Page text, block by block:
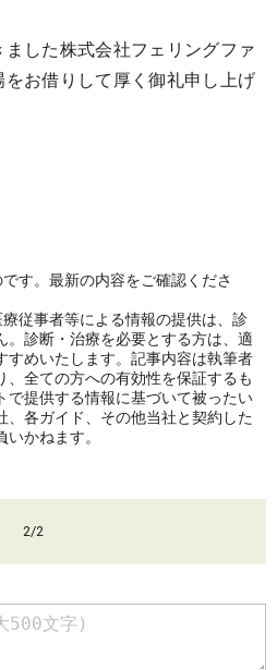
した株式会社フェリングファ
お借りして厚く御礼申し上げ
す。最新の内容をご確認くださ
従事者等による情報の提供は、診
。診断・治療を必要とする方は、適
すめいたします。記事内容は執筆者
、全ての方への有効性を保証するも
で提供する情報に基づいて被ったい
、各ガイド、その他当社と契約した
かねます。
2/2